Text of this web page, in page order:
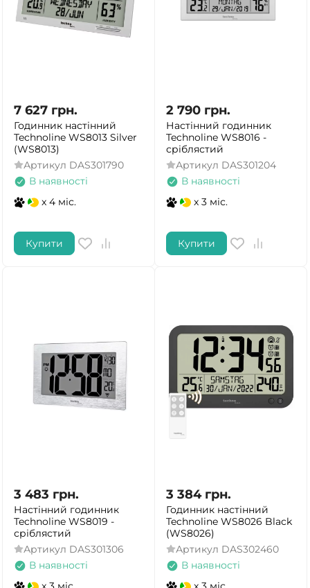
7 627 грн.
Годинник настінний
Technoline WS8013 Silver
(WS8013)
Артикул DAS301790
В наявності
x 4 міс.
Купити
2 790 грн.
Настінний годинник
Technoline WS8016 -
сріблястий
Артикул DAS301204
В наявності
x 3 міс.
Купити
3 483 грн.
Настінний годинник
Technoline WS8019 -
сріблястий
Артикул DAS301306
В наявності
3 384 грн.
Годинник настінний
Technoline WS8026 Black
(WS8026)
Артикул DAS302460
В наявності